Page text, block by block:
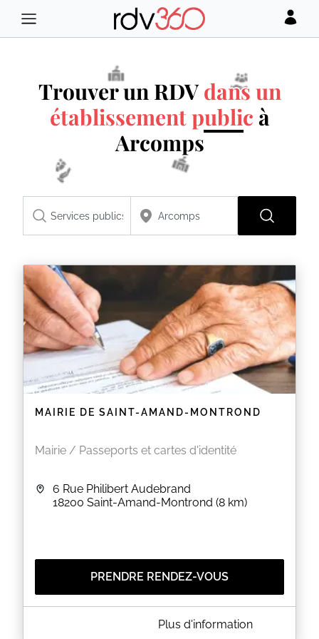
Trouver un RDVdans un
établissement public à
Arcomps
MAIRIE DE SAINT-AMAND-MONTROND
Mairie / Passeports et cartes d'identité
6 Rue Philibert Audebrand
18200 Saint-Amand-Montrond (8 km)
PRENDRE RENDEZ-VOUS
A PROPOS DE MAIRIE DE SAINT-AMAND-MONTROND
Plus d'information